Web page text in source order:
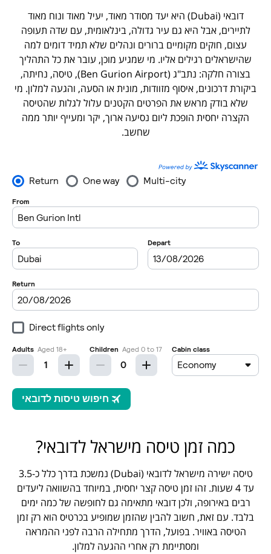
דובאי (Dubai) היא יעד מסודר מאוד, יעיל מאוד ונוח מאוד
לתיירים, אבל היא גם עיר גדולה, בינלאומית, עם שדה תעופה
עצום, חוקים מקומיים ברורים ונהלים שלא תמיד דומים למה
שהישראלים רגילים אליו. מי שמגיע מוכן, עובר את כל התהליך
בצורה חלקה: נתב"ג (Ben Gurion Airport), טיסה, נחיתה,
ביקורת דרכונים, איסוף מזוודות, מונית או הסעה, והגעה למלון. מי
שלא בודק מראש את הפרטים הקטנים עלול לגלות שהטיסה
הקצרה יחסית הופכת ליום נסיעה ארוך, יקר ומעייף יותר ממה
שחשב.
כמה זמן טיסה מישראל לדובאי?
טיסה ישירה מישראל לדובאי (Dubai) נמשכת בדרך כלל כ-3.5
עד 4 שעות. זהו זמן טיסה קצר יחסית, במיוחד בהשוואה ליעדים
רבים באירופה, ולכן דובאי מתאימה גם לחופשה של כמה ימים
בלבד. עם זאת, חשוב להבין שהזמן שמופיע בכרטיס הוא רק זמן
הטיסה באוויר. בפועל, הדרך מתחילה הרבה לפני ההמראה
ומסתיימת רק אחרי ההגעה למלון.